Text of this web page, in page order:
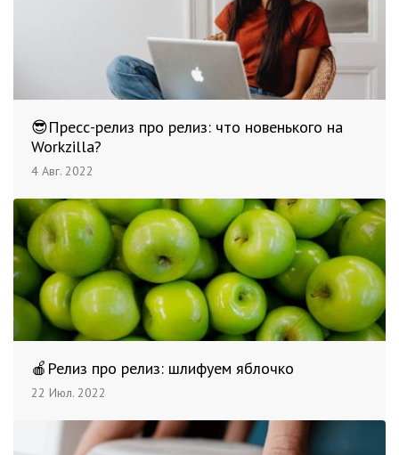
😎Пресс-релиз про релиз: что новенького на
Workzilla?
4 Авг. 2022
🍎Релиз про релиз: шлифуем яблочко
22 Июл. 2022